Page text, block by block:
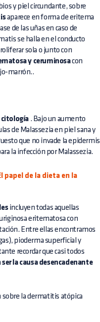
y piel circundante, sobre
aparece en forma de eritema
de las uñas en caso de
se halla en el conducto
sola o junto con
y ceruminosacon
marrón..
citología . Bajo un aumento
de Malassezia en piel sana y
que no invade la epidermis
la infección por Malassezia.
papel de la dieta en la
incluyentodas aquellas
eritematosa con
Entre ellas encontramos
pioderma superficial y
recordar que casi todos
ser la causa desencadenante
sobre la dermatitis atópica